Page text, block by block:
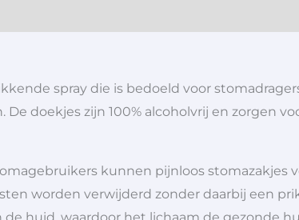
spray die is bedoeld voor
doekjes zijn 100% alcoholvrij en zorgen
kunnen pijnloos stomazakjes
worden verwijderd zonder daarbij een